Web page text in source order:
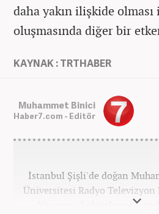
daha yakın ilişkide olması
oluşmasında diğer bir
KAYNAK : TRTHABER
Muhammet Binici
Haber7.com - Editör
İstanbul Şişli'de doğan
Üniversitesi Radyo Televizyon
Yönetimi bölümlerini